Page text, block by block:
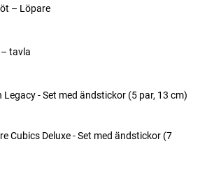
– Löpare
tavla
- Set med ändstickor (5 par, 13 cm)
Cubics Deluxe - Set med ändstickor (7